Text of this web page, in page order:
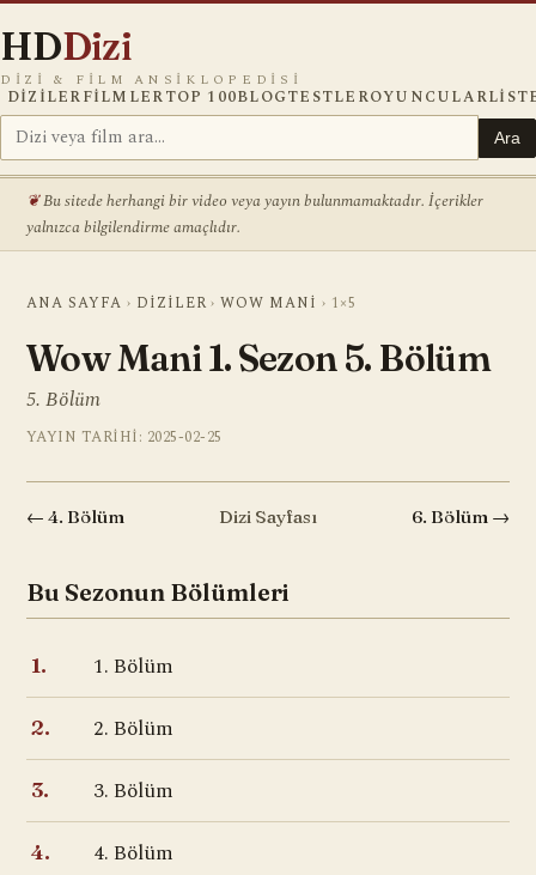
HDDizi
DIZI & FILM ANSIKLOPEDISI
DIZILERFILMLERTOP 100BLOGTESTLEROYUNCULAR
Ara
Bu sitede herhangi bir video veya yayın bulunmamaktadır. İçerikler
yalnızca bilgilendirme amaçlıdır.
ANA SAYFA › DIZILER ›WOW MANI › 1×5
Wow Mani 1. Sezon 5. Bölüm
5. Bölüm
YAYIN TARIHI: 2025-02-25
← 4. Bölüm Dizi Sayfası 6. Bölüm →
Bu Sezonun Bölümleri
1. 1. Bölüm
2. 2. Bölüm
3. 3. Bölüm
4. 4. Bölüm